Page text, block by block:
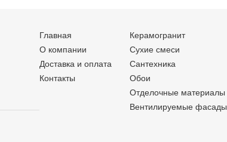
Главная
О компании
Доставка и оплата
Контакты
Керамогранит
Сухие смеси
Сантехника
Обои
Отделочные материалы
Вентилируемые фасады